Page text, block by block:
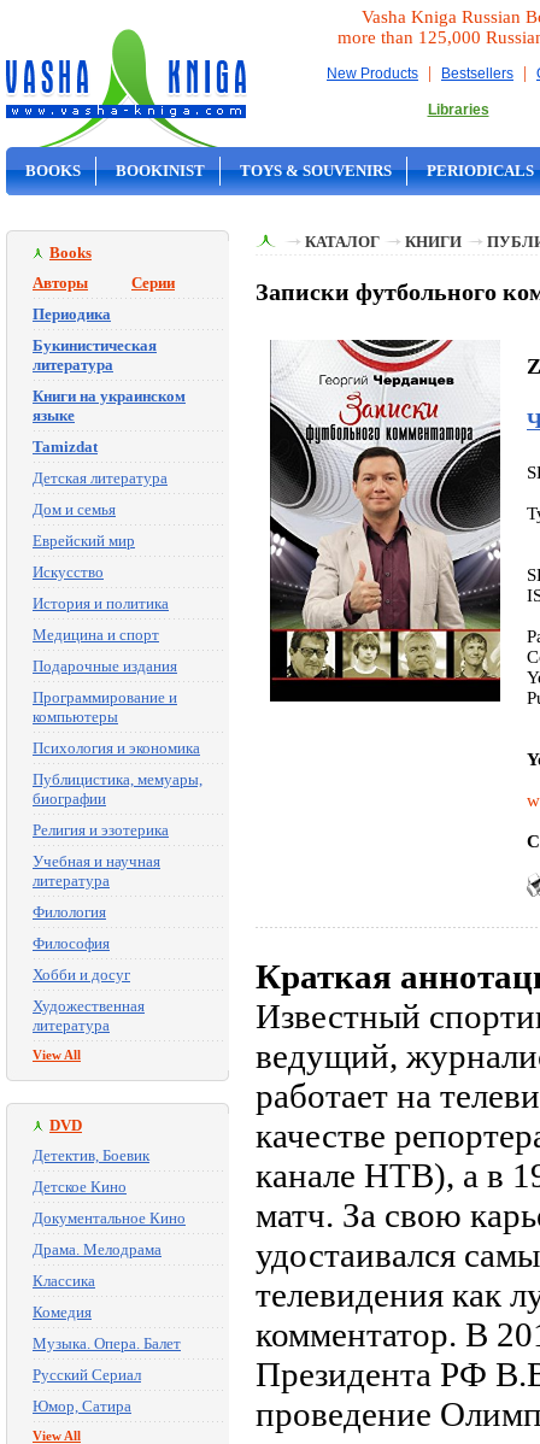
Vasha Kniga Russian
more than 125,000
New Products | Bestsellers |
Libraries
BOOKS BOOKINIST TOYS & SOUVENIRS PERIODICALS
Books
Авторы
Серии
Периодика
Букинистическая
литература
Книги на украинском
языке
Tamizdat
Детская литература
Дом и семья
Еврейский мир
Искусство
История и политика
Медицина и спорт
Подарочные издания
Программирование и
компьютеры
Психология и экономика
Публицистика, мемуары,
биографии
Религия и эзотерика
Учебная и научная
литература
Филология
Философия
Хобби и досуг
Художественная
литература
View All
DVD
Детектив, Боевик
Детское Кино
Документальное Кино
Драма. Мелодрама
Классика
Комедия
Музыка. Опера. Балет
Русский Сериал
Юмор, Сатира
View All
КАТАЛОГ КНИГИ
Записки футбольного
Краткая
Известный
ведущий,
работает на
качестве
канале НТВ), а в
матч. За свою
удостаивался
телевидения как
комментатор. В
Президента РФ
проведение